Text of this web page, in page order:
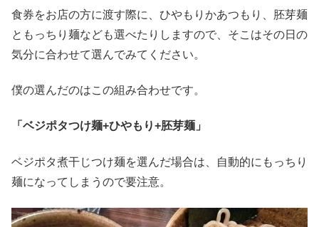
食券をお店の方に渡す際に、ひやもりかあつもり、胚芽麺
ともっちり麺なども選べたりしますので、そこはその日の
気分に合わせて選んでみてください。
僕の選んだのはこの組み合わせです。
「ベジポタつけ麺+ひやもり+胚芽麺」
ベジポタ煮干じつけ麺を選んだ場合は、自動的にもっちり
麺になってしまうので要注意。